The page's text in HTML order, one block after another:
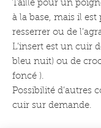
Taille pour un
à la base, mais il est
resserrer ou de
L’insert est un cuir
bleu nuit) ou de
foncé ).
Possibilité d’autres
cuir sur demande.